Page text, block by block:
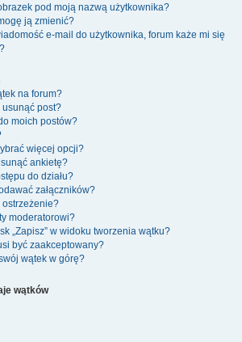
pod moją nazwą użytkownika?
ją zmienić?
e-mail do użytkownika, forum każe mi się
na forum?
post?
moich postów?
więcej opcji?
ankietę?
do działu?
załączników?
ostrzeżenie?
moderatorowi?
„Zapisz” w widoku tworzenia wątku?
być zaakceptowany?
wątek w górę?
wątków